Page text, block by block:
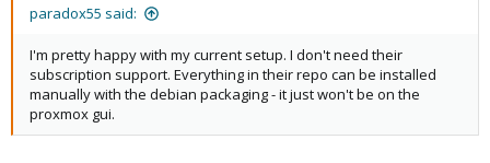
paradox55 said:
I'm pretty happy with my current setup. I don't need their
subscription support. Everything in their repo can be installed
manually with the debian packaging - it just won't be on the
proxmox gui.